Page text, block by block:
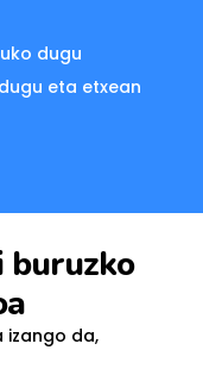
dugu
eta etxean
buruzko
da,